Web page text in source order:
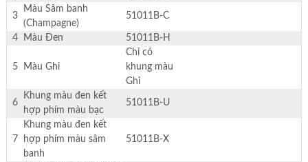
3
Màu Sâm banh
(Champagne)
51011B-C
4 Màu Đen 51011B-H
5 Màu Ghi
Chỉ có
khung màu
Ghi
6
Khung màu đen kết
hợp phím màu bạc
51011B-U
7
Khung màu đen kết
hợp phím màu sâm
banh
51011B-X